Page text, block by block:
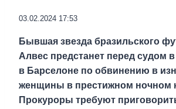
03.02.2024 17:53
Бывшая звезда бразильского
Алвес предстанет перед судом
в Барселоне по обвинению в
женщины в престижном ночном
Прокуроры требуют